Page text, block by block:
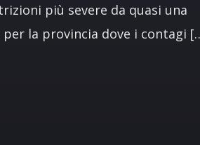
più severe da quasi una
la provincia dove i contagi